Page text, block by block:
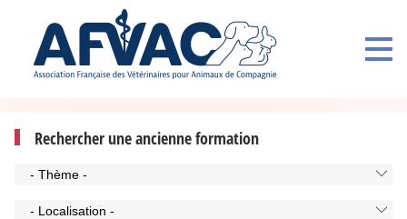
Rechercher une ancienne formation
- Thème -
- Localisation -